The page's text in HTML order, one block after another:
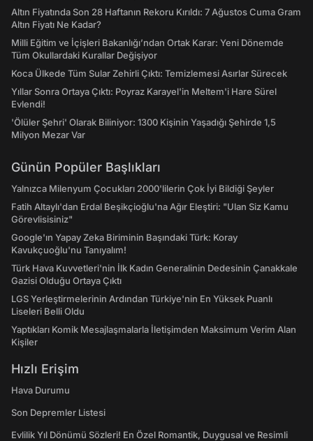
Altın Fiyatında Son 28 Haftanın Rekoru Kırıldı: 7 Ağustos Cuma Gram
Altın Fiyatı Ne Kadar?
Milli Eğitim ve İçişleri Bakanlığı’ndan Ortak Karar: Yeni Dönemde
Tüm Okullardaki Kurallar Değişiyor
Koca Ülkede Tüm Sular Zehirli Çıktı: Temizlemesi Asırlar Sürecek
Yıllar Sonra Ortaya Çıktı: Poyraz Karayel'in Meltem'i Hare Sürel
Evlendi!
'Ölüler Şehri' Olarak Biliniyor: 1300 Kişinin Yaşadığı Şehirde 1,5
Milyon Mezar Var
Günün Popüler Başlıkları
Yalnızca Milenyum Çocukları 2000'lilerin Çok İyi Bildiği Şeyler
Fatih Altaylı'dan Erdal Beşikçioğlu'na Ağır Eleştiri: "Ulan Siz Kamu
Görevlisisiniz"
Google'ın Yapay Zeka Biriminin Başındaki Türk: Koray
Kavukçuoğlu'nu Tanıyalım!
Türk Hava Kuvvetleri'nin İlk Kadın Generalinin Dedesinin Çanakkale
Gazisi Olduğu Ortaya Çıktı
LGS Yerleştirmelerinin Ardından Türkiye'nin En Yüksek Puanlı
Liseleri Belli Oldu
Yaptıkları Komik Mesajlaşmalarla İletişimden Maksimum Verim Alan
Kişiler
Hızlı Erişim
Hava Durumu
Son Depremler Listesi
Evlilik Yıl Dönümü Sözleri! En Özel Romantik, Duygusal ve Resimli